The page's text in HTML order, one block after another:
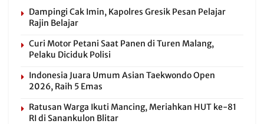
Dampingi Cak Imin, Kapolres Gresik Pesan Pelajar
Rajin Belajar
Curi Motor Petani Saat Panen di Turen Malang,
Pelaku Diciduk Polisi
Indonesia Juara Umum Asian Taekwondo Open
2026, Raih 5 Emas
Ratusan Warga Ikuti Mancing, Meriahkan HUT ke-81
RI di Sanankulon Blitar